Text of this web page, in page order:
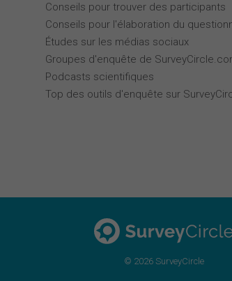
Conseils pour trouver des participants
Conseils pour l'élaboration du
Études sur les médias sociaux
Groupes d'enquête de
Podcasts scientifiques
Top des outils d'enquête sur
© 2026 SurveyCircle